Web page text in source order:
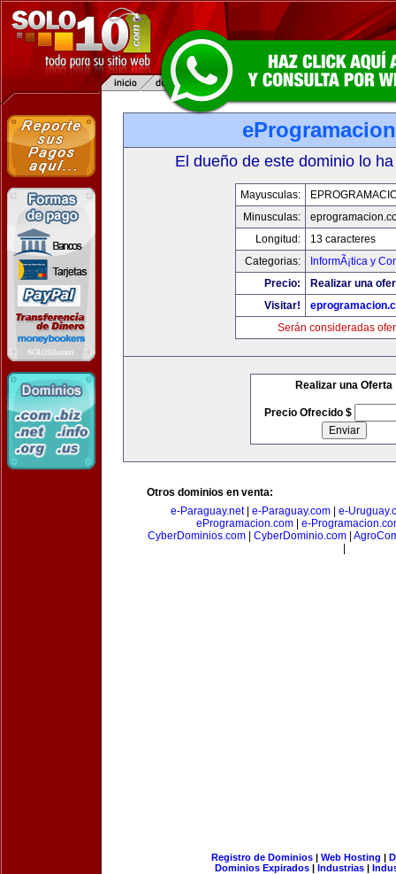
El dueño de este dominio lo
Mayusculas:
Minusculas:
Longitud:
13 caracteres
Categorias:
InformÃ¡tica y
Precio:
Realizar una
Visitar!
Serán consideradas
Realizar una Oferta
Precio Ofrecido $
Otros dominios en venta:
e-Paraguay.net| e-Paraguay.com
e-
eProgramacion.com| e-
CyberDominios.com| CyberDominio.com|
Registro de Dominios| Web Hosting |
Dominios Expirados | Industrias |